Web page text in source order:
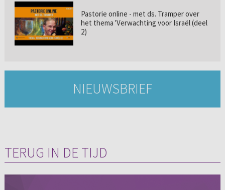
Pastorie online - met ds. Tramper over
het thema 'Verwachting voor Israël (deel
2)
NIEUWSBRIEF
TERUG IN DE TIJD